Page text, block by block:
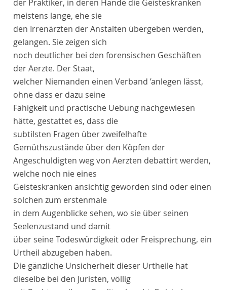
der Praktiker, in deren Hände die Geisteskranken
meistens lange, ehe sie
den Irrenärzten der Anstalten übergeben werden,
gelangen. Sie zeigen sich
noch deutlicher bei den forensischen Geschäften
der Aerzte. Der Staat,
welcher Niemanden einen Verband ’anlegen lässt,
ohne dass er dazu seine
Fähigkeit und practische Uebung nachgewiesen
hätte, gestattet es, dass die
subtilsten Fragen über zweifelhafte
Gemüthszustände über den Köpfen der
Angeschuldigten weg von Aerzten debattirt werden,
welche noch nie eines
Geisteskranken ansichtig geworden sind oder einen
solchen zum erstenmale
in dem Augenblicke sehen, wo sie über seinen
Seelenzustand und damit
über seine Todeswürdigkeit oder Freisprechung, ein
Urtheil abzugeben haben.
Die gänzliche Unsicherheit dieser Urtheile hat
dieselbe bei den Juristen, völlig